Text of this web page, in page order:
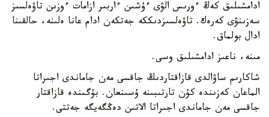
ادامشىلىق كەڭ ءورىس الۋى ءۇشىن ءاربىر ازامات ءوزىن تاۋەلسىز
سەزىنۋى كەرەك. تاۋەلسىزدىككە جەتكەن ادام عانا ەلىنە، حالقىنا
ادال بولماق.
مىنە، ناعىز ادامشىلىق وسى.
شاكارىم ساۋالدى قازاقتاردىڭ جاقسى مەن جاماندى اجىراتا
الماعان كەزىندە كۇن تارتىبىنە ۇسىنعان. بۇگىندە قازاقتار
جاقسى مەن جاماندى اجىراتا الاتىن دەڭگەيگە جەتتى.